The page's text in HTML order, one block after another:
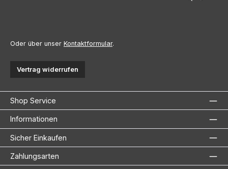
Oder über unser Kontaktformular.
Vertrag widerrufen
Shop Service
Informationen
Sicher Einkaufen
Zahlungsarten